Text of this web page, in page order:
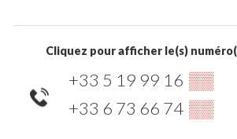
Cliquez pour afficher le(s)
+33 5 19 99 16 ▒▒
+33 6 73 66 74 ▒▒